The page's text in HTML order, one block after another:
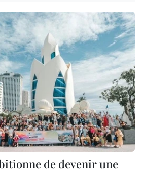
de devenir une